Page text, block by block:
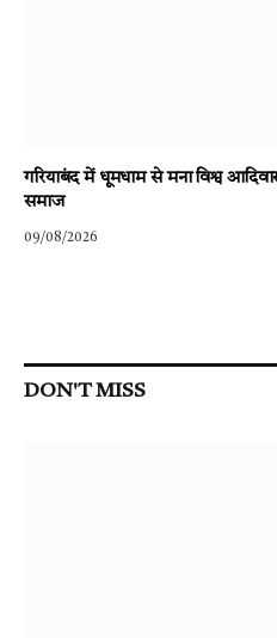
गरियाबंद में धूमधाम से मना विश्व
समाज
09/08/2026
DON'T MISS